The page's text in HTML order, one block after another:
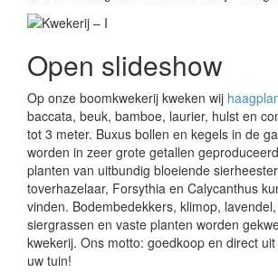
Open slideshow
Op onze boomkwekerij kweken wij
baccata, beuk, bamboe, laurier, hulst en
tot 3 meter. Buxus bollen en kegels in de
worden in zeer grote getallen
planten van uitbundig bloeiende
toverhazelaar, Forsythia en Calycanthus
vinden. Bodembedekkers, klimop, lavendel,
siergrassen en vaste planten worden
kwekerij. Ons motto: goedkoop en direct
uw tuin!